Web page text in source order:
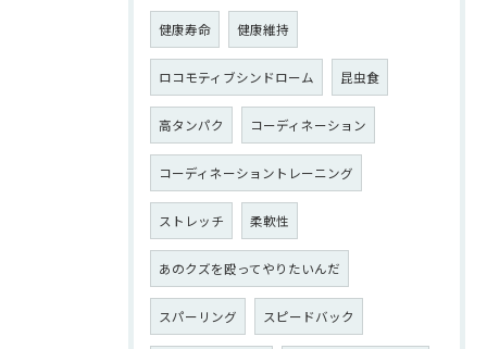
健康寿命 健康維持
ロコモティブシンドローム 昆虫食
高タンパク コーディネーション
コーディネーショントレーニング
ストレッチ 柔軟性
あのクズを殴ってやりたいんだ
スパーリング スピードバック